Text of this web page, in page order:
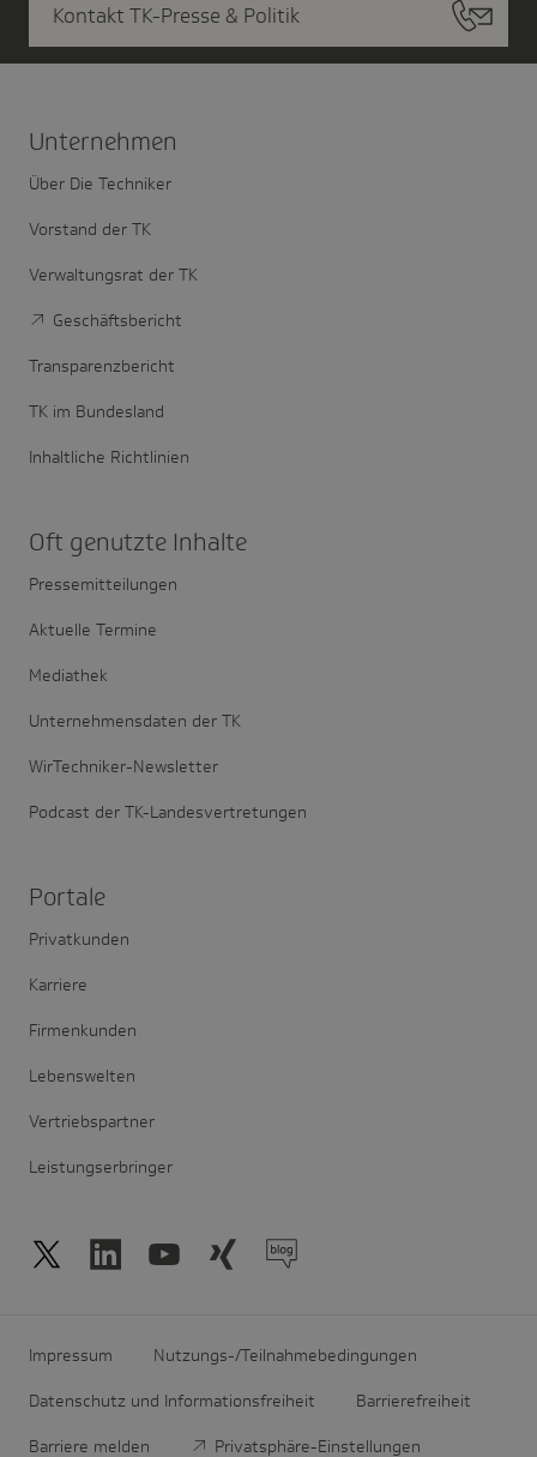
Kontakt TK-Presse & Politik
Unter­nehmen
Über Die Techniker
Vorstand der TK
Verwaltungsrat der TK
Geschäftsbericht
Transparenzbericht
TK im Bundesland
Inhaltliche Richtlinien
Oft genutzte Inhalte
Pressemitteilungen
Aktuelle Termine
Mediathek
Unternehmensdaten der TK
WirTechniker-Newsletter
Podcast der TK-Landesvertretungen
Portale
Privatkunden
Karriere
Firmenkunden
Lebenswelten
Vertriebspartner
Leistungserbringer
Impressum Nutzungs-/Teilnahmebedingungen
Datenschutz und Informationsfreiheit Barrierefreiheit
Barriere melden Privatsphäre-Einstellungen